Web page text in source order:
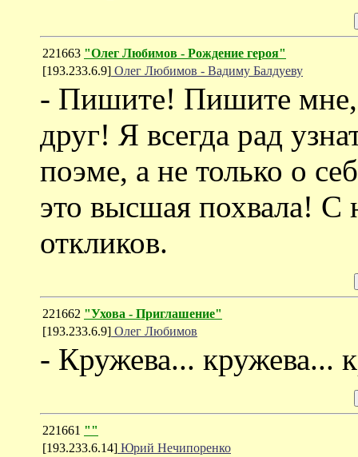
221663 "Олег Любимов - Рождение героя"
[193.233.6.9] Олег Любимов - Вадиму Балдуеву
- Пишите! Пишите мне,
друг! Я всегда рад
поэме, а не только о
это высшая похвала!
откликов.
221662 "Ухова - Приглашение"
[193.233.6.9] Олег Любимов
- Кружева... кружева...
221661 ""
[193.233.6.14] Юрий Нечипоренко